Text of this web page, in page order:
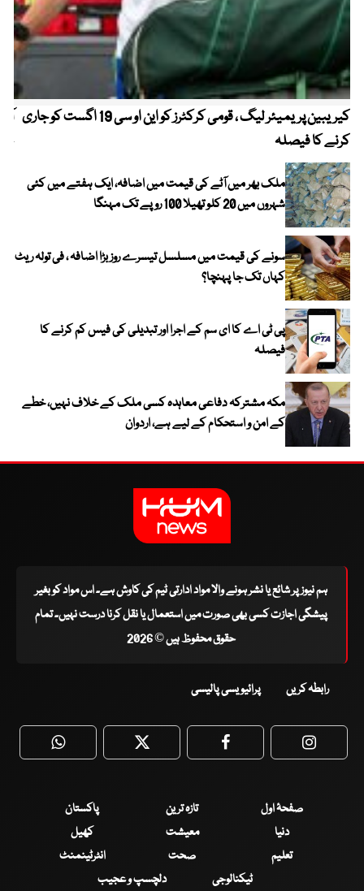
کیریبین پریمیئر لیگ ، قومی کرکٹرز کو این او سی 19 اگست کو جاری
کرنے کا فیصلہ
ملک بھر میں آٹے کی قیمت میں اضافہ، ایک ہفتے میں کئی
شہروں میں 20 کلو تھیلا 100 روپے تک مہنگا
سونے کی قیمت میں مسلسل تیسرے روز بڑا اضافہ ، فی تولہ ریٹ
کہاں تک جا پہنچا؟
پی ٹی اے کا ای سم کے اجرا اور تبدیلی کی فیس کم کرنے کا
فیصلہ
مکہ مشترکہ دفاعی معاہدہ کسی ملک کے خلاف نہیں، خطے
کے امن و استحکام کے لیے ہے، اردوان
ہم نیوز پر شائع یا نشر ہونے والا مواد ادارتی ٹیم کی کاوش ہے۔ اس مواد کو بغیر
پیشگی اجازت کسی بھی صورت میں استعمال یا نقل کرنا درست نہیں۔ تمام
حقوق محفوظ ہیں © 2026
رابطہ کریں پرائیویسی پالیسی
WhatsApp Twitter Facebook
صفحۂ اول تازہ ترین
پاکستان
دنیا
معیشت
کھیل
تعلیم
صحت
انٹرٹینمنٹ
ٹیکنالوجی
دلچسپ و عجیب